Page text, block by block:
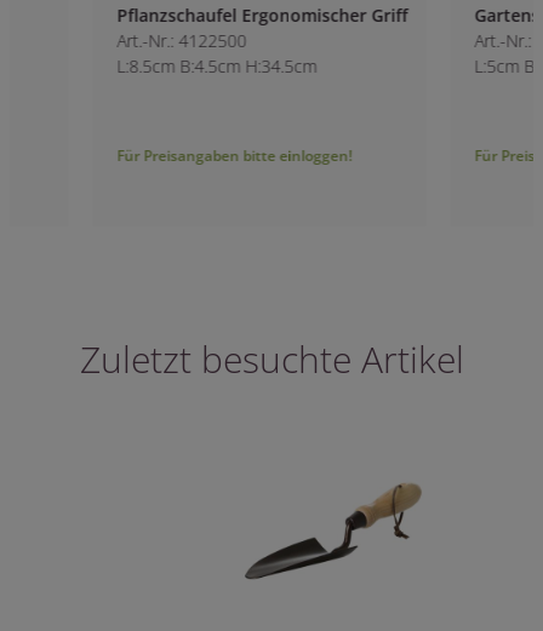
Pflanzschaufel Ergonomischer Griff
Art.-Nr.: 4122500
L:8.5cm B:4.5cm H:34.5cm
Für Preisangaben bitte einloggen!
Gartenschere
Art.-Nr.: 4122400
L:5cm B:1.7cm
Für Preisangaben
Zuletzt besuchte Artikel